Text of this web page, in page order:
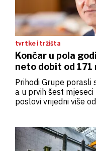
tvrtke i tržišta
Končar u pola
neto dobit od 171
Prihodi Grupe porasli
a u prvih šest mjeseci
poslovi vrijedni više